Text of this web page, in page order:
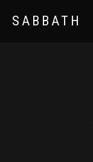
SABBATH